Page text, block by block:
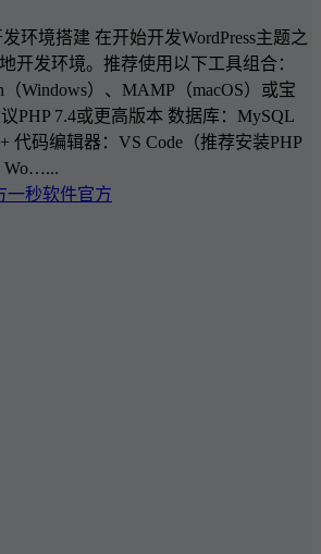
环境搭建 在开始开发WordPress主题之
开发环境。推荐使用以下工具组合：
Windows）、MAMP（macOS）或宝
PHP 7.4或更高版本 数据库：MySQL
代码编辑器：VS Code（推荐安装PHP
Wo…...
一秒软件官方